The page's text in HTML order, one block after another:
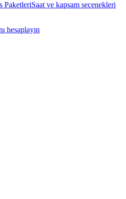
PaketleriSaat ve kapsam seçenekleri
hesaplayın